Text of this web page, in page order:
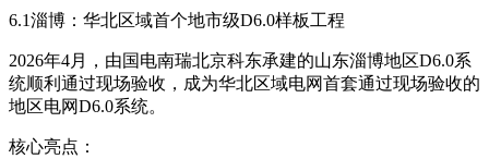
6.1淄博：华北区域首个地市级D6.0样板工程
2026年4月，由国电南瑞北京科东承建的山东淄博地区D6.0系
统顺利通过现场验收，成为华北区域电网首套通过现场验收的
地区电网D6.0系统。
核心亮点：